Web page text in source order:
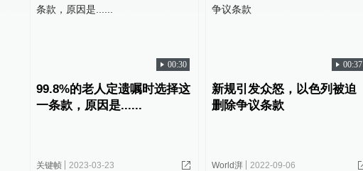
00:30
99.8%的老人定遗嘱时选择这
一条款，原因是......
关键帧 2023-03-23
00:37
新规引发众怒，以色列被迫
删除争议条款
World湃 2022-09-06